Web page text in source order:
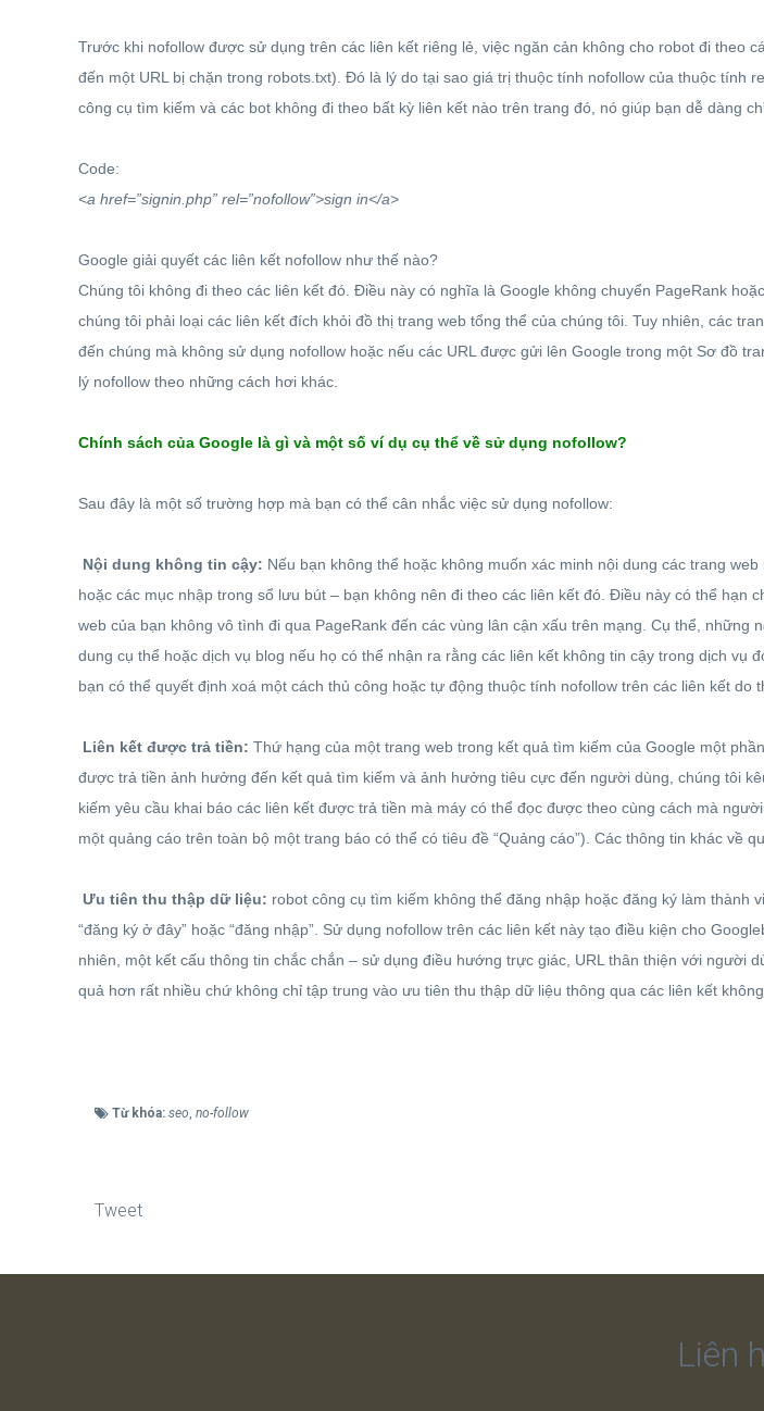
Trước khi nofollow được sử dụng trên các liên kết riêng lẻ, việc ngăn cản không cho robot đi theo
đến một URL bị chặn trong robots.txt). Đó là lý do tại sao giá trị thuộc tính nofollow của thuộc
công cụ tìm kiếm và các bot không đi theo bất kỳ liên kết nào trên trang đó, nó giúp bạn dễ dàng
Code:
<a href=”signin.php” rel=”nofollow”>sign in</a>
Google giải quyết các liên kết nofollow như thế nào?
Chúng tôi không đi theo các liên kết đó. Điều này có nghĩa là Google không chuyển PageRank
chúng tôi phải loại các liên kết đích khỏi đồ thị trang web tổng thể của chúng tôi. Tuy nhiên, các
đến chúng mà không sử dụng nofollow hoặc nếu các URL được gửi lên Google trong một Sơ đồ
lý nofollow theo những cách hơi khác.
Chính sách của Google là gì và một số ví dụ cụ thể về sử dụng nofollow?
Sau đây là một số trường hợp mà bạn có thể cân nhắc việc sử dụng nofollow:
Nội dung không tin cậy: Nếu bạn không thể hoặc không muốn xác minh nội dung các trang
hoặc các mục nhập trong sổ lưu bút – bạn không nên đi theo các liên kết đó. Điều này có thể
web của bạn không vô tình đi qua PageRank đến các vùng lân cận xấu trên mạng. Cụ thể,
dung cụ thể hoặc dịch vụ blog nếu họ có thể nhận ra rằng các liên kết không tin cậy trong dịch
bạn có thể quyết định xoá một cách thủ công hoặc tự động thuộc tính nofollow trên các liên kết
Liên kết được trả tiền: Thứ hạng của một trang web trong kết quả tìm kiếm của Google một
được trả tiền ảnh hưởng đến kết quả tìm kiếm và ảnh hưởng tiêu cực đến người dùng, chúng tôi
kiếm yêu cầu khai báo các liên kết được trả tiền mà máy có thể đọc được theo cùng cách mà
một quảng cáo trên toàn bộ một trang báo có thể có tiêu đề “Quảng cáo”). Các thông tin khác về
Ưu tiên thu thập dữ liệu: robot công cụ tìm kiếm không thể đăng nhập hoặc đăng ký làm
“đăng ký ở đây” hoặc “đăng nhập”. Sử dụng nofollow trên các liên kết này tạo điều kiện cho
nhiên, một kết cấu thông tin chắc chắn – sử dụng điều hướng trực giác, URL thân thiện với
quả hơn rất nhiều chứ không chỉ tập trung vào ưu tiên thu thập dữ liệu thông qua các liên kết
Từ khóa: seo, no-follow
Tweet
Liên